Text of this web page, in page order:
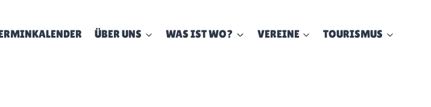
ÜBER UNS WAS IST WO? VEREINE TOURISMUS